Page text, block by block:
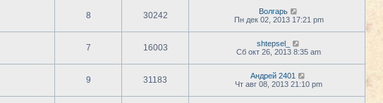
8 30242
Волгарь
Пн дек 02, 2013 17:21 pm
7 16003
shtepsel_
Сб окт 26, 2013 8:35 am
9 31183
Андрей 2401
Чт авг 08, 2013 21:10 pm